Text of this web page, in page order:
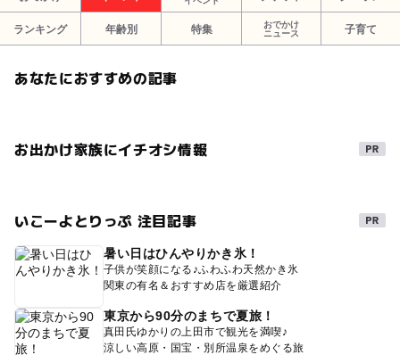
ランキング 年齢別 特集
おでかけ
ニュース
子育て
あなたにおすすめの記事
お出かけ家族にイチオシ情報
いこーよとりっぷ 注目記事
暑い日はひんやりかき氷！
子供が笑顔になる♪ふわふわ天然かき氷
関東の有名＆おすすめ店を厳選紹介
東京から90分のまちで夏旅！
真田氏ゆかりの上田市で観光を満喫♪
涼しい高原・国宝・別所温泉をめぐる旅